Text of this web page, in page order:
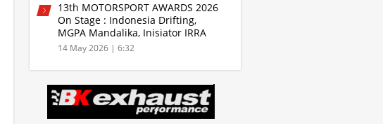
13th MOTORSPORT AWARDS 2026
On Stage : Indonesia Drifting,
MGPA Mandalika, Inisiator IRRA
dan International Rally Drivers
14 May 2026 | 6:32